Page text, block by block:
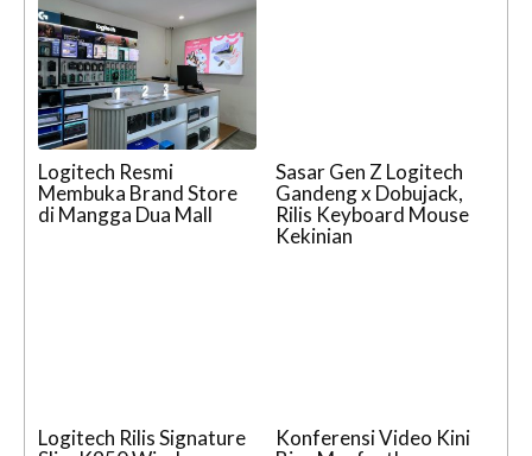
Logitech Resmi
Membuka Brand Store
di Mangga Dua Mall
Sasar Gen Z Logitech
Gandeng x Dobujack,
Rilis Keyboard Mouse
Kekinian
Logitech Rilis Signature
Konferensi Video Kini